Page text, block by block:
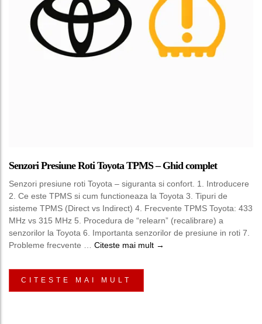
Senzori Presiune Roti Toyota TPMS – Ghid complet
Senzori presiune roti Toyota – siguranta si confort. 1. Introducere
2. Ce este TPMS si cum functioneaza la Toyota 3. Tipuri de
sisteme TPMS (Direct vs Indirect) 4. Frecvente TPMS Toyota: 433
MHz vs 315 MHz 5. Procedura de “relearn” (recalibrare) a
senzorilor la Toyota 6. Importanta senzorilor de presiune in roti 7.
Probleme frecvente … Citeste mai mult Senzori Presiune Roti
→
CITESTE MAI MULT